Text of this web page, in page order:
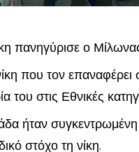
πανηγύρισε ο
που τον επαναφέρει
του στις Εθνικές
ήταν
στόχο τη νίκη.